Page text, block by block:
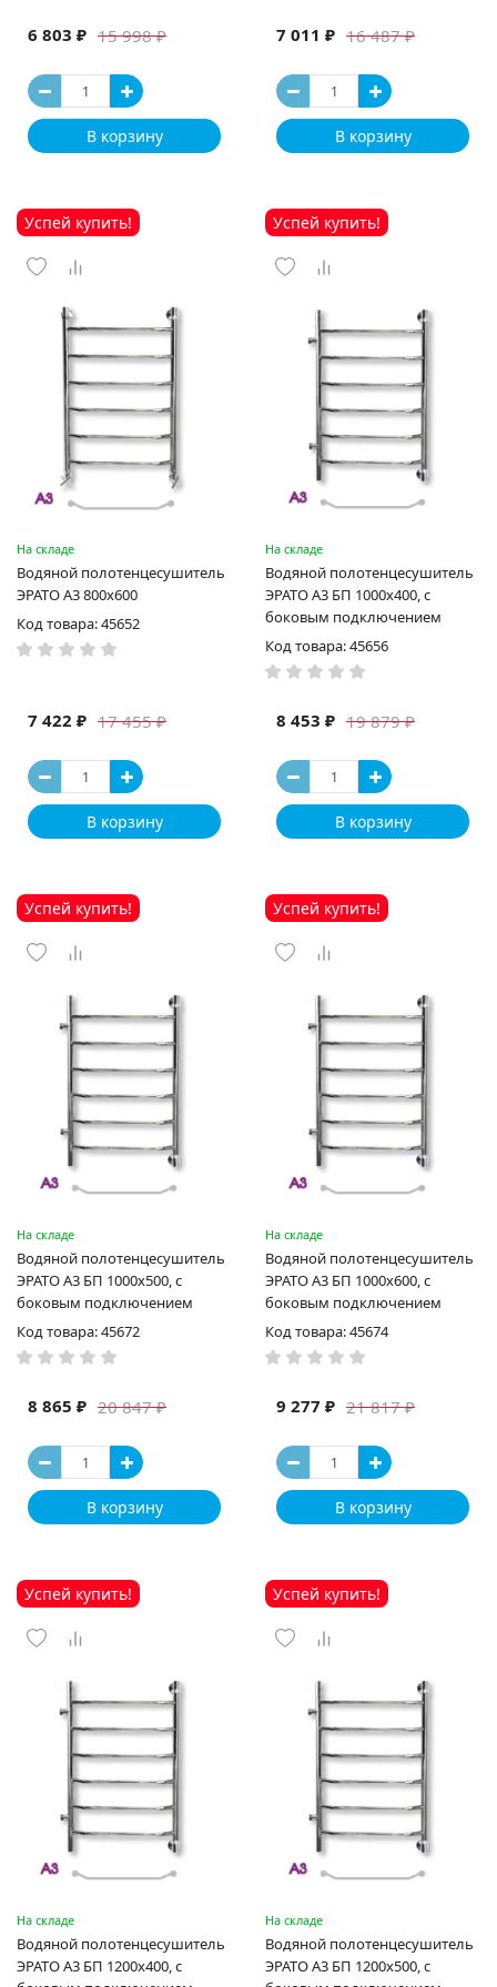
15 998 ₽
6 803 ₽
В корзину
16 487 ₽
7 011 ₽
В корзину
Успей купить!
На складе
Водяной полотенцесушитель
ЭРАТО А3 800x600
Код товара: 45652
17 455 ₽
7 422 ₽
В корзину
Успей купить!
На складе
Водяной полотенцесушитель
ЭРАТО А3 БП 1000x400, с
боковым подключением
Код товара: 45656
19 879 ₽
8 453 ₽
В корзину
Успей купить!
На складе
Водяной полотенцесушитель
ЭРАТО А3 БП 1000x500, с
боковым подключением
Код товара: 45672
20 847 ₽
8 865 ₽
В корзину
Успей купить!
На складе
Водяной полотенцесушитель
ЭРАТО А3 БП 1000x600, с
боковым подключением
Код товара: 45674
21 817 ₽
9 277 ₽
В корзину
Успей купить!
На складе
Водяной полотенцесушитель
ЭРАТО А3 БП 1200x400, с
Успей купить!
На складе
Водяной полотенцесушитель
ЭРАТО А3 БП 1200x500, с